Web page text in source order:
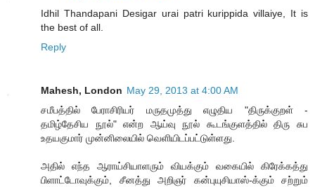
Idhil Thandapani Desigar urai patri kurippida villaiye, It is
the best of all.
Reply
Mahesh, London May 29, 2013 at 4:00 AM
சமீபத்தில் பேராசிரியர் மருதமுத்து எழுதிய "திருக்குறள் -
தமிழ்தேசிய நூல்" என்ற ஆய்வு நூல் கூடங்குளத்தில் திரு சுப
உதயகுமார் முன்னிலையில் வெளியிடப்பட்டுள்ளது.
அதில் எந்த ஆராய்சியாளரும் வியக்கும் வகையில் கிரேக்கத்து
பிளாட்டோவுக்கும், சீனத்து அறிஞர் கன்புயுசியாஸ்-க்கும் சற்றும்